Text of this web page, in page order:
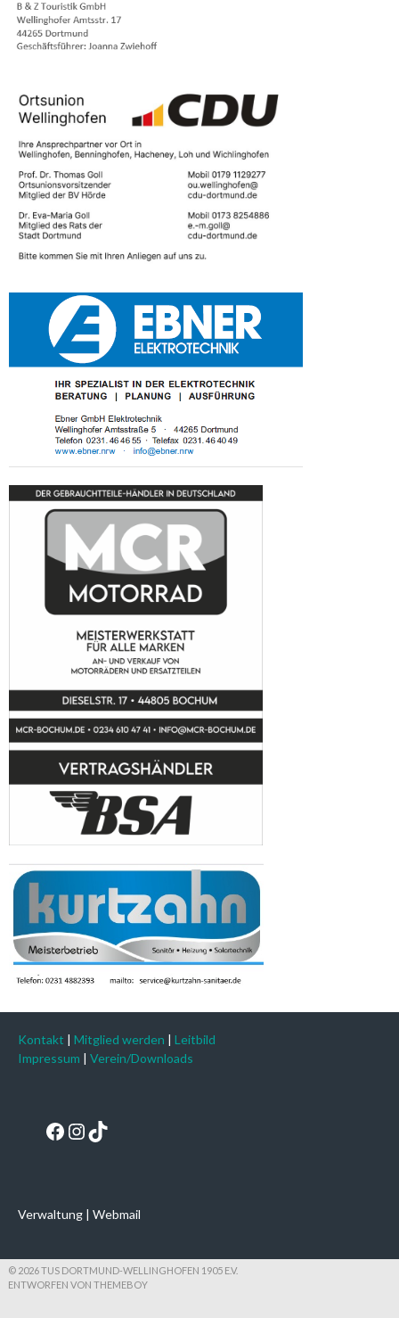
Kontakt Mitglied werden
Leitbild
Impressum
Verein/Downloads
Facebook
Instagram
TikTok
Verwaltung Webmail
© 2026 TUS DORTMUND-WELLINGHOFEN 1905 E.V.
ENTWORFEN VON THEMEBOY